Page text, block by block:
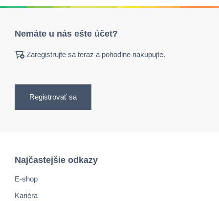
Nemáte u nás ešte účet?
Zaregistrujte sa teraz a pohodlne nakupujte.
Registrovať sa
Najčastejšie odkazy
E-shop
Kariéra